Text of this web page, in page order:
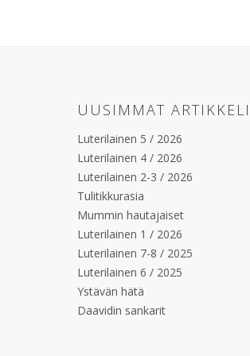
UUSIMMAT
Luterilainen 5 / 2026
Luterilainen 4 / 2026
Luterilainen 2-3 / 2026
Tulitikkurasia
Mummin hautajaiset
Luterilainen 1 / 2026
Luterilainen 7-8 / 2025
Luterilainen 6 / 2025
Ystävän hätä
Daavidin sankarit